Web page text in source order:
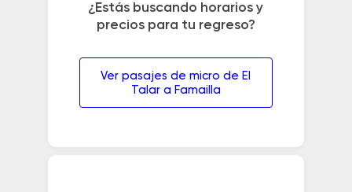
¿Estás buscando horarios y
precios para tu regreso?
Ver pasajes de micro de El
Talar a Famailla